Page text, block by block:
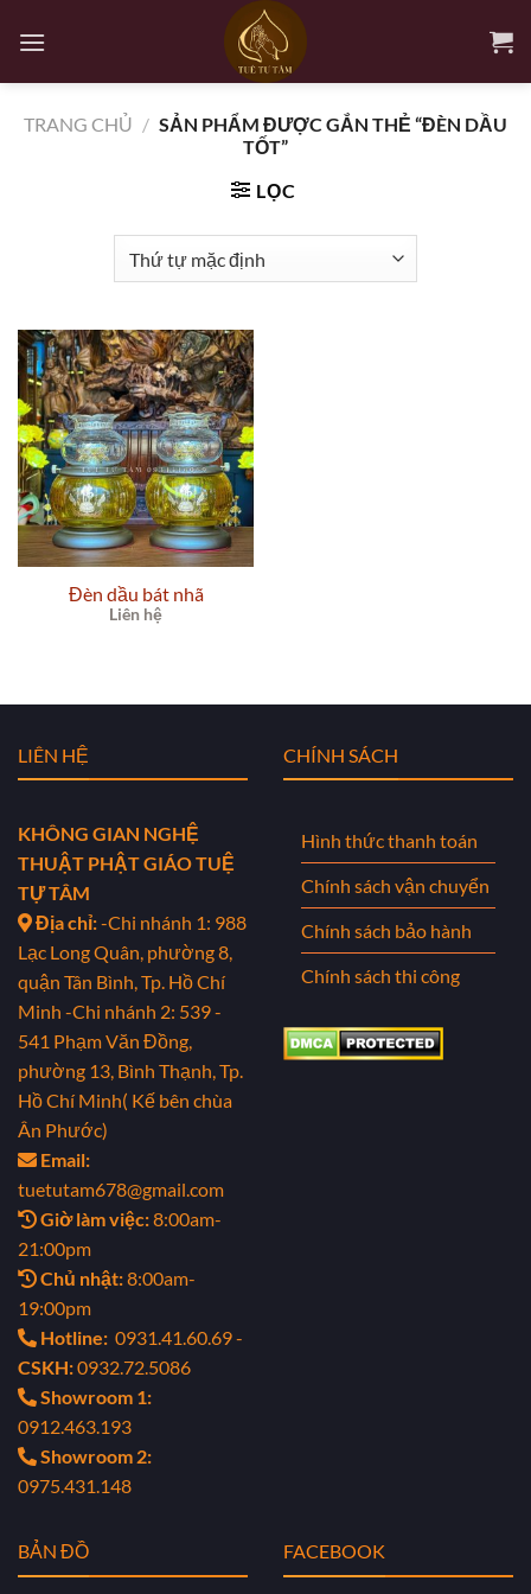
qua
TRANG CHỦ / SẢN PHẨM ĐƯỢC GẮN THẺ “ĐÈN DẦU
TỐT”
LỌC
Đèn dầu bát nhã
Liên hệ
LIÊN HỆ
KHÔNG GIAN NGHỆ
THUẬT PHẬT GIÁO TUỆ
TỰ TÂM
Địa chỉ:-Chi nhánh 1: 988
Lạc Long Quân, phường 8,
quận Tân Bình, Tp. Hồ Chí
Minh -Chi nhánh 2: 539 -
541 Phạm Văn Đồng,
phường 13, Bình Thạnh, Tp.
Hồ Chí Minh( Kế bên chùa
Ân Phước)
Email:
tuetutam678@gmail.com
Giờ làm việc:8:00am-
21:00pm
Chủ nhật:8:00am-
19:00pm
Hotline: 0931.41.60.69 -
CSKH:0932.72.5086
Showroom 1:
0912.463.193
Showroom 2:
0975.431.148
CHÍNH SÁCH
Hình thức thanh toán
Chính sách vận chuyển
Chính sách bảo hành
Chính sách thi công
BẢN ĐỒ FACEBOOK